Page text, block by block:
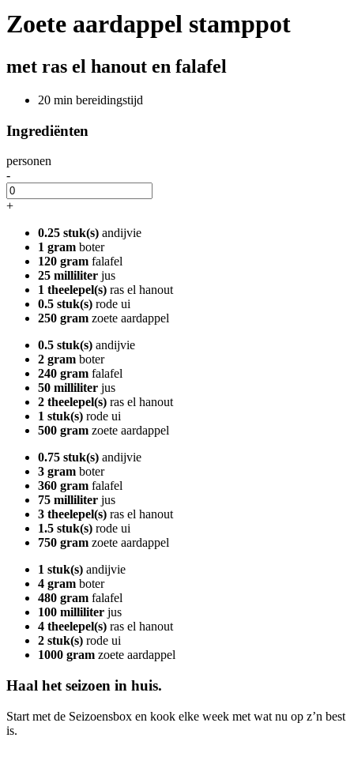
Zoete aardappel stamppot
met ras el hanout en falafel
20 min bereidingstijd
Ingrediënten
personen
-
+
0.25 stuk(s) andijvie
1 gram boter
120 gram falafel
25 milliliter jus
1 theelepel(s) ras el hanout
0.5 stuk(s) rode ui
250 gram zoete aardappel
0.5 stuk(s) andijvie
2 gram boter
240 gram falafel
50 milliliter jus
2 theelepel(s) ras el hanout
1 stuk(s) rode ui
500 gram zoete aardappel
0.75 stuk(s) andijvie
3 gram boter
360 gram falafel
75 milliliter jus
3 theelepel(s) ras el hanout
1.5 stuk(s) rode ui
750 gram zoete aardappel
1 stuk(s) andijvie
4 gram boter
480 gram falafel
100 milliliter jus
4 theelepel(s) ras el hanout
2 stuk(s) rode ui
1000 gram zoete aardappel
Haal het seizoen in huis.
Start met de Seizoensbox en kook elke week met wat nu op z’n best
is.